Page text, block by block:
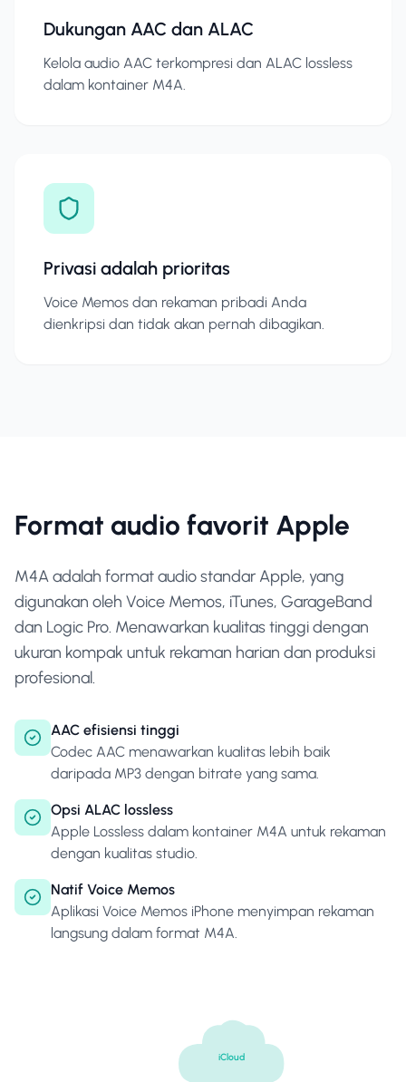
Dukungan AAC dan ALAC
Kelola audio AAC terkompresi dan ALAC lossless
dalam kontainer M4A.
Privasi adalah prioritas
Voice Memos dan rekaman pribadi Anda
dienkripsi dan tidak akan pernah dibagikan.
Format audio favorit Apple
M4A adalah format audio standar Apple, yang
digunakan oleh Voice Memos, iTunes, GarageBand
dan Logic Pro. Menawarkan kualitas tinggi dengan
ukuran kompak untuk rekaman harian dan produksi
profesional.
AAC efisiensi tinggi
Codec AAC menawarkan kualitas lebih baik
daripada MP3 dengan bitrate yang sama.
Opsi ALAC lossless
Apple Lossless dalam kontainer M4A untuk rekaman
dengan kualitas studio.
Natif Voice Memos
Aplikasi Voice Memos iPhone menyimpan rekaman
langsung dalam format M4A.
iCloud